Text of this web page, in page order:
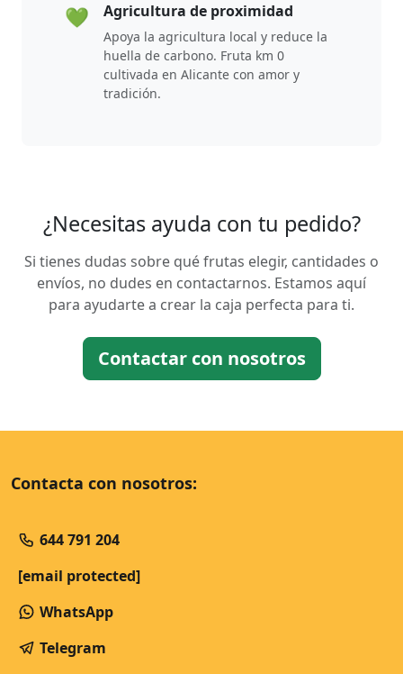
💚 Agricultura de proximidad
Apoya la agricultura local y reduce la
huella de carbono. Fruta km 0
cultivada en Alicante con amor y
tradición.
¿Necesitas ayuda con tu pedido?
Si tienes dudas sobre qué frutas elegir, cantidades o
envíos, no dudes en contactarnos. Estamos aquí
para ayudarte a crear la caja perfecta para ti.
Contactar con nosotros
Contacta con nosotros:
644 791 204
[email protected]
WhatsApp
Telegram